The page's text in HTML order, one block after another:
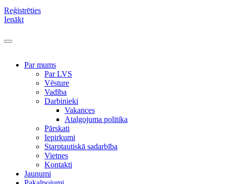
Reģistrēties
Ienākt
Par mums
Par LVS
Vēsture
Vadība
Darbinieki
Vakances
Atalgojuma politika
Pārskati
Iepirkumi
Starptautiskā sadarbība
Vietnes
Kontakti
Jaunumi